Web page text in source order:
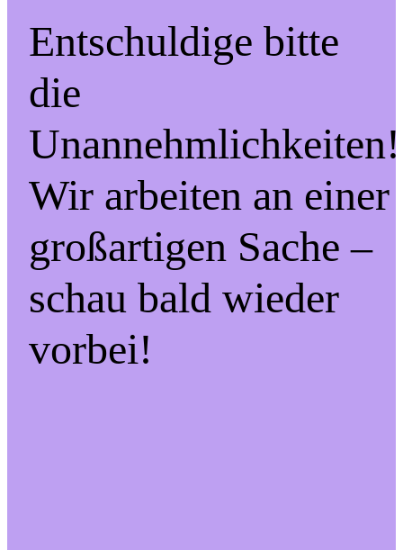
Entschuldige bitte
die
Unannehmlichkeiten!
Wir arbeiten an einer
großartigen Sache –
schau bald wieder
vorbei!